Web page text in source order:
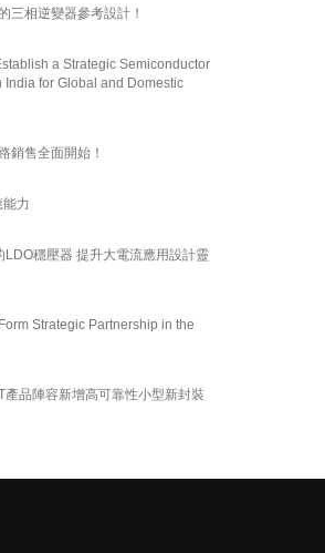
三相逆變器參考設計！
a Strategic Semiconductor
India for Global and Domestic
銷售全面開始！
力
穩壓器 提升大電流應用設計靈
Strategic Partnership in the
品陣容新增高可靠性小型新封裝